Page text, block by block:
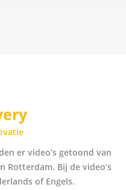
er video’s getoond van
Bij de video’s
of Engels.